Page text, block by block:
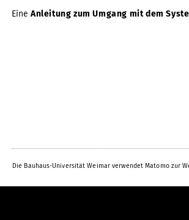
Eine Anleitung zum Umgang mit dem
Die Bauhaus-Universität Weimar verwendet Matomo zur